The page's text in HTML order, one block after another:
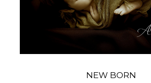
NEW BORN